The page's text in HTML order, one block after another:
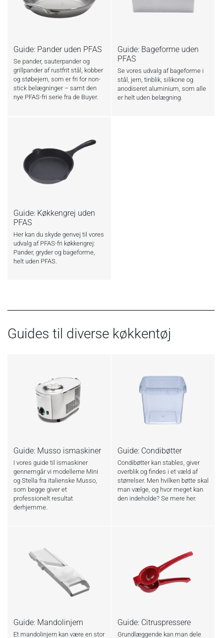
Guide: Pander uden PFAS
Se pander, sauterpander og
grillpander af rustfrit stål, kobber
og støbejern, som er fri for non-
stick belægninger – samt den
nye PFAS-fri serie fra de Buyer.
Guide: Bageforme uden
PFAS
Se vores udvalg af bageforme i
stål, jern, tinblik, silikone og
anodiseret aluminium, som alle
er helt uden belægning.
Guide: Køkkengrej uden
PFAS
Her kan du skyde genvej til vores
udvalg af PFAS-fri køkkengrej:
Pander, gryder og bageforme,
helt uden PFAS.
Guides til diverse køkkentøj
Guide: Musso ismaskiner
I vores guide til ismaskiner
gennemgår vi modellerne Mini
og Stella fra italienske Musso,
som begge giver et
professionelt resultat
derhjemme.
Guide: Condibøtter
Condibøtter kan stables, giver
overblik og findes i et væld af
størrelser. Men hvilken bøtte skal
man vælge, og hvor meget kan
den indeholde? Se mere her.
Guide: Mandolinjern
Et mandolinjern kan være en stor
Guide: Citruspressere
Grundlæggende kan man dele